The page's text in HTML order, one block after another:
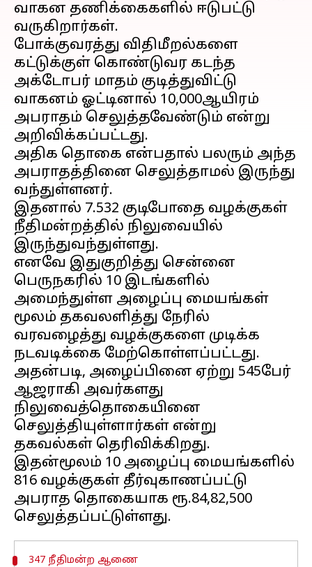
வாகன தணிக்கைகளில் ஈடுபட்டு
வருகிறார்கள்.
போக்குவரத்து விதிமீறல்களை
கட்டுக்குள் கொண்டுவர கடந்த
அக்டோபர் மாதம் குடித்துவிட்டு
வாகனம் ஓட்டினால் 10,000ஆயிரம்
அபராதம் செலுத்தவேண்டும் என்று
அறிவிக்கப்பட்டது.
அதிக தொகை என்பதால் பலரும் அந்த
அபராதத்தினை செலுத்தாமல் இருந்து
வந்துள்ளனர்.
இதனால் 7.532 குடிபோதை வழக்குகள்
நீதிமன்றத்தில் நிலுவையில்
இருந்துவந்துள்ளது.
எனவே இதுகுறித்து சென்னை
பெருநகரில் 10 இடங்களில்
அமைந்துள்ள அழைப்பு மையங்கள்
மூலம் தகவலளித்து நேரில்
வரவழைத்து வழக்குகளை முடிக்க
நடவடிக்கை மேற்கொள்ளப்பட்டது.
அதன்படி, அழைப்பினை ஏற்று 545பேர்
ஆஜராகி அவர்களது
நிலுவைத்தொகையினை
செலுத்தியுள்ளார்கள் என்று
தகவல்கள் தெரிவிக்கிறது.
இதன்மூலம் 10 அழைப்பு மையங்களில்
816 வழக்குகள் தீர்வுகாணப்பட்டு
அபராத தொகையாக ரூ.84,82,500
347 நீதிமன்ற ஆணை